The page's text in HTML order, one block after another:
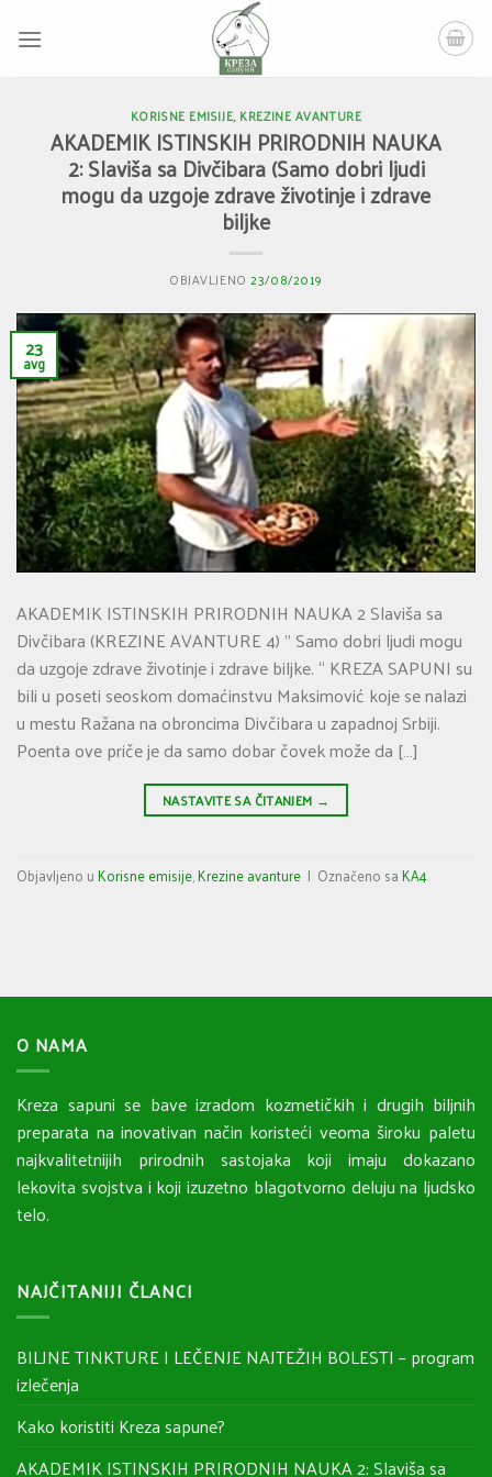
KORISNE EMISIJE, KREZINE AVANTURE
AKADEMIK ISTINSKIH PRIRODNIH NAUKA
2: Slaviša sa Divčibara (Samo dobri ljudi
mogu da uzgoje zdrave životinje i zdrave
biljke
OBJAVLJENO23/08/2019
23
avg
AKADEMIK ISTINSKIH PRIRODNIH NAUKA 2 Slaviša sa
Divčibara (KREZINE AVANTURE 4) ” Samo dobri ljudi mogu
da uzgoje zdrave životinje i zdrave biljke. “ KREZA SAPUNI su
bili u poseti seoskom domaćinstvu Maksimović koje se nalazi
u mestu Ražana na obroncima Divčibara u zapadnoj Srbiji.
Poenta ove priče je da samo dobar čovek može da […]
NASTAVITE SA ČITANJEM →
Objavljeno uKorisne emisije,Krezine avanture | Označeno saKA4
O NAMA
Kreza sapuni se bave izradom kozmetičkih i drugih biljnih
preparata na inovativan način koristeći veoma široku paletu
najkvalitetnijih prirodnih sastojaka koji imaju dokazano
lekovita svojstva i koji izuzetno blagotvorno deluju na ljudsko
telo.
NAJČITANIJI ČLANCI
BILJNE TINKTURE I LEČENJE NAJTEŽIH BOLESTI – program
izlečenja
Kako koristiti Kreza sapune?
AKADEMIK ISTINSKIH PRIRODNIH NAUKA 2: Slaviša sa